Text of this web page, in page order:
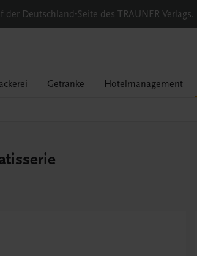
der Deutschland-Seite des TRAUNER Verlags.
Getränke Hotelmanagement